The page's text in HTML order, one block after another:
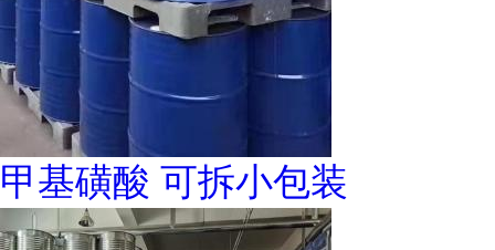
甲基磺酸 可拆小包装